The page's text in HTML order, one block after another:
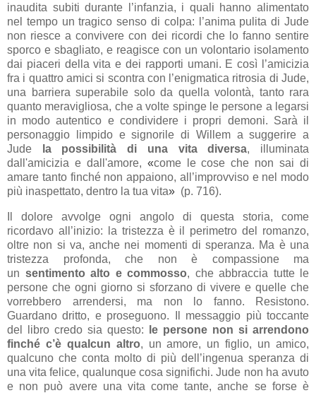
inaudita subiti durante l’infanzia, i quali hanno alimentato
nel tempo un tragico senso di colpa: l’anima pulita di Jude
non riesce a convivere con dei ricordi che lo fanno sentire
sporco e sbagliato, e reagisce con un volontario isolamento
dai piaceri della vita e dei rapporti umani. E così l’amicizia
fra i quattro amici si scontra con l’enigmatica ritrosia di Jude,
una barriera superabile solo da quella volontà, tanto rara
quanto meravigliosa, che a volte spinge le persone a legarsi
in modo autentico e condividere i propri demoni. Sarà il
personaggio limpido e signorile di Willem a suggerire a
Jude
la possibilità di una vita diversa, illuminata
dall'amicizia e dall'amore, «come le cose che non sai di
amare tanto finché non appaiono, all’improvviso e nel modo
più inaspettato, dentro la tua vita» (p. 716).
Il dolore avvolge ogni angolo di questa storia, come
ricordavo all’inizio: la tristezza è il perimetro del romanzo,
oltre non si va, anche nei momenti di speranza. Ma è una
tristezza profonda, che non è compassione ma
un sentimento alto e commosso, che abbraccia tutte le
persone che ogni giorno si sforzano di vivere e quelle che
vorrebbero arrendersi, ma non lo fanno. Resistono.
Guardano dritto, e proseguono. Il messaggio più toccante
del libro credo sia questo: le persone non si arrendono
finché c’è qualcun altro, un amore, un figlio, un amico,
qualcuno che conta molto di più dell’ingenua speranza di
una vita felice, qualunque cosa significhi. Jude non ha avuto
e non può avere una vita come tante, anche se forse è